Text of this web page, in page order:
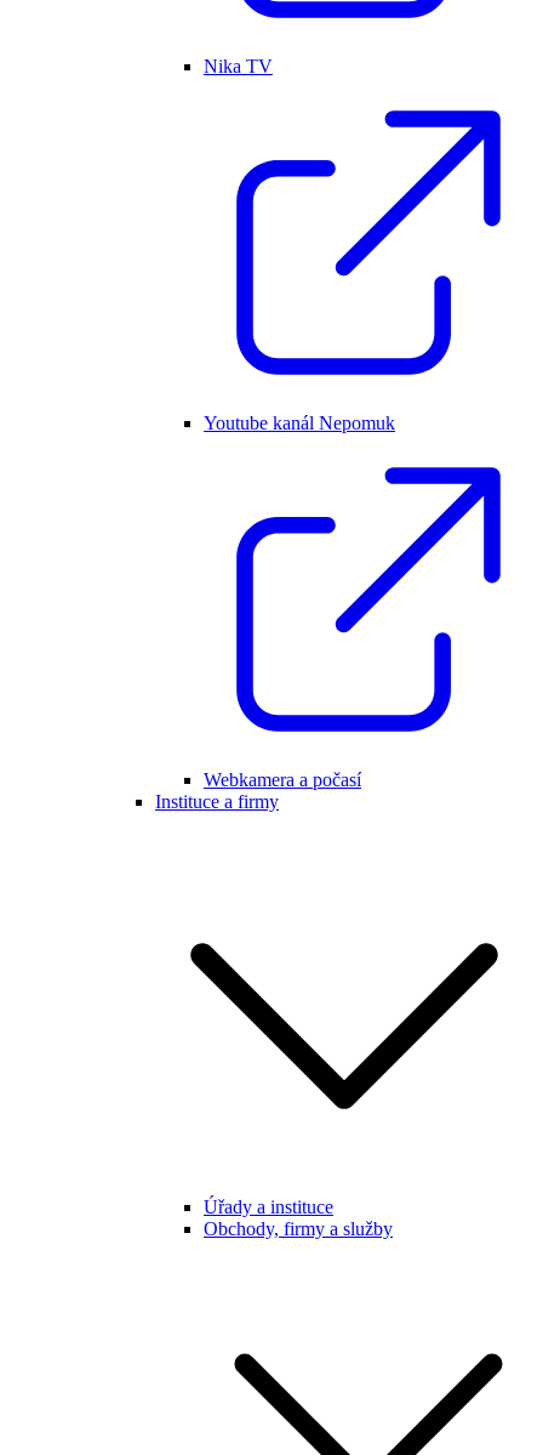
Nika TV
Youtube kanál Nepomuk
Webkamera a počasí
Instituce a firmy
Úřady a instituce
Obchody, firmy a služby